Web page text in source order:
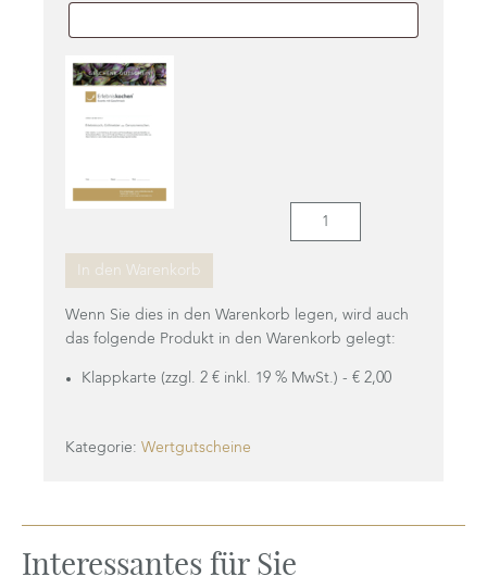
Gutschein
als
10
€
0
In den Warenkorb
Wenn Sie dies in den Warenkorb legen, wird auch
das folgende Produkt in den Warenkorb gelegt:
Klappkarte (zzgl. 2 € inkl. 19 % MwSt.) - € 2,00
Kategorie: Wertgutscheine
Interessantes für Sie